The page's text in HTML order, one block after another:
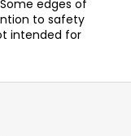
edges of
to safety
intended for